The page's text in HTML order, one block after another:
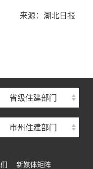
来源：湖北日报
省级住建部门
市州住建部门
新媒体矩阵